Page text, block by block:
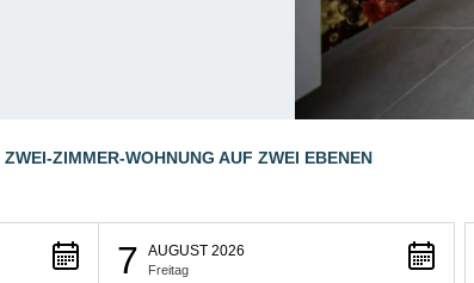
ZWEI-ZIMMER-WOHNUNG AUF ZWEI EBENEN
7 AUGUST 2026
Freitag